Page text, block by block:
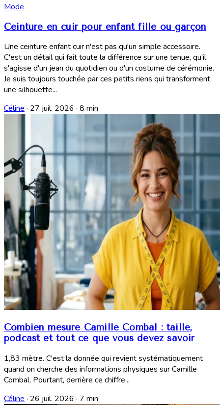
Mode
Ceinture en cuir pour enfant fille ou garçon
Une ceinture enfant cuir n'est pas qu'un simple accessoire.
C'est un détail qui fait toute la différence sur une tenue, qu'il
s'agisse d'un jean du quotidien ou d'un costume de cérémonie.
Je suis toujours touchée par ces petits riens qui transforment
une silhouette...
Céline · 27 juil. 2026 · 8 min
Combien mesure Camille Combal : taille,
podcast et tout ce que vous devez savoir
1,83 mètre. C'est la donnée qui revient systématiquement
quand on cherche des informations physiques sur Camille
Combal. Pourtant, derrière ce chiffre...
Céline · 26 juil. 2026 · 7 min